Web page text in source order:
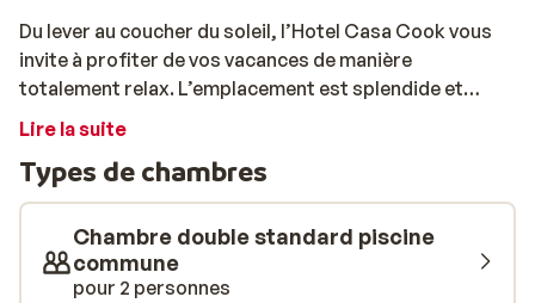
Du lever au coucher du soleil, l’Hotel Casa Cook vous
invite à profiter de vos vacances de manière
totalement relax. L’emplacement est splendide et
l’ambiance calme et zen. Ici, vous vivrez le luxe à la
moments de qualité pour vous et vos proches. Tout
comme l’hôtel, les chambres et suites confortables
sont décorées avec des tissus aux tons naturels et des
matériaux organiques. Si vous réservez une chambre
avec piscine privée ou partagée, vous pourrez
Lire la suite
Types de chambres
Chambre double standard piscine
commune
pour 2 personnes